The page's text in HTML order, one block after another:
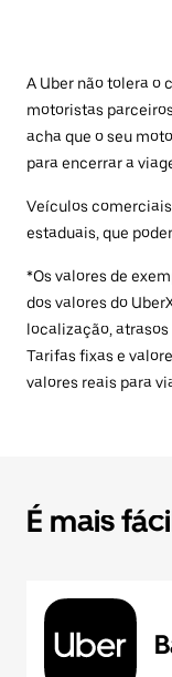
A Uber não tolera o
motoristas
acha que o seu
para encerrar a
Veículos
estaduais, que
*Os valores de
dos valores do
localização,
Tarifas fixas e
valores reais para
É mais